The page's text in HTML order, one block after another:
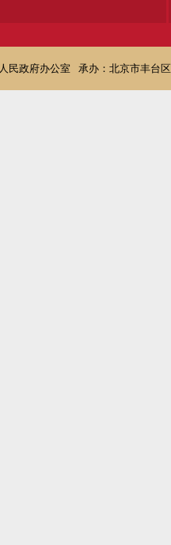
民政府办公室 承办：北京市丰台